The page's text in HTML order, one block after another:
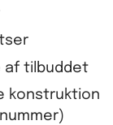
af tilbuddet
konstruktion